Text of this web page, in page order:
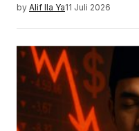
by Alif Ila Ya11 Juli 2026